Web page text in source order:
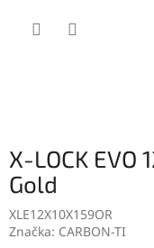
X-LOCK EVO
Gold
XLE12X10X159OR
Značka: CARBON-TI